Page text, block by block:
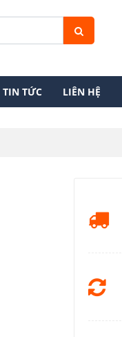
TIN TỨC LIÊN HỆ